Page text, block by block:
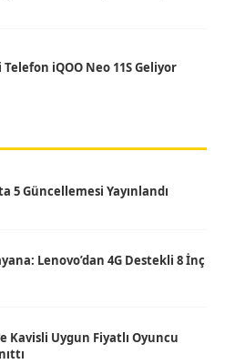
iQOO Neo 11S Geliyor
5 Güncellemesi Yayınlandı
Lenovo’dan 4G Destekli 8 İnç
Kavisli Uygun Fiyatlı Oyuncu